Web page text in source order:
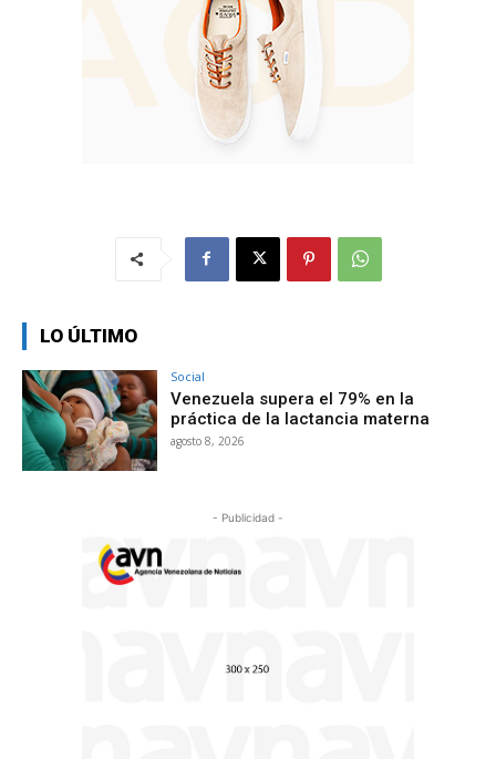
LO ÚLTIMO
Social
Venezuela supera el 79% en la
práctica de la lactancia materna
agosto 8, 2026
- Publicidad -